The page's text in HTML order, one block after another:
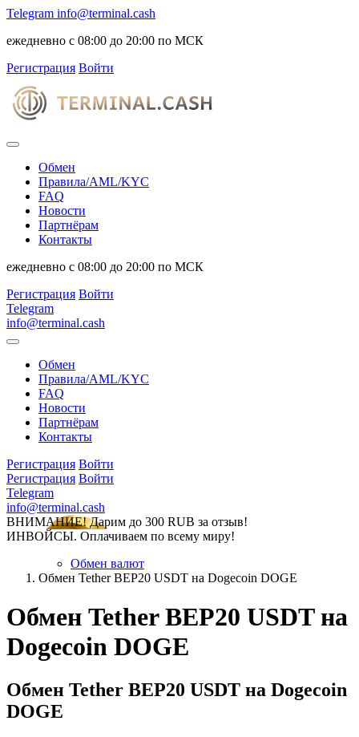
Telegram info@terminal.cash
ежедневно с 08:00 до 20:00 по МСК
Регистрация Войти
Обмен
Правила/AML/KYC
FAQ
Новости
Партнёрам
Контакты
ежедневно с 08:00 до 20:00 по МСК
Регистрация Войти
Telegram
info@terminal.cash
Обмен
Правила/AML/KYC
FAQ
Новости
Партнёрам
Контакты
Регистрация Войти
Регистрация Войти
Telegram
info@terminal.cash
ВНИМАНИЕ! Дарим до 300 RUB за отзыв!
ИНВОЙСЫ. Оплачиваем по всему миру!
Обмен валют
Обмен Tether BEP20 USDT на Dogecoin DOGE
Обмен Tether BEP20 USDT на
Dogecoin DOGE
Обмен Tether BEP20 USDT на Dogecoin
DOGE